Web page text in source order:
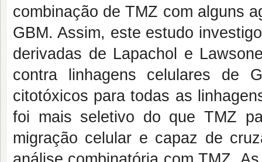
combinação de TMZ com alguns
GBM. Assim, este estudo
derivadas de Lapachol e
contra linhagens celulares de
citotóxicos para todas as
foi mais seletivo do que TMZ
migração celular e capaz de